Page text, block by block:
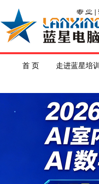
首 页 走进蓝星培训